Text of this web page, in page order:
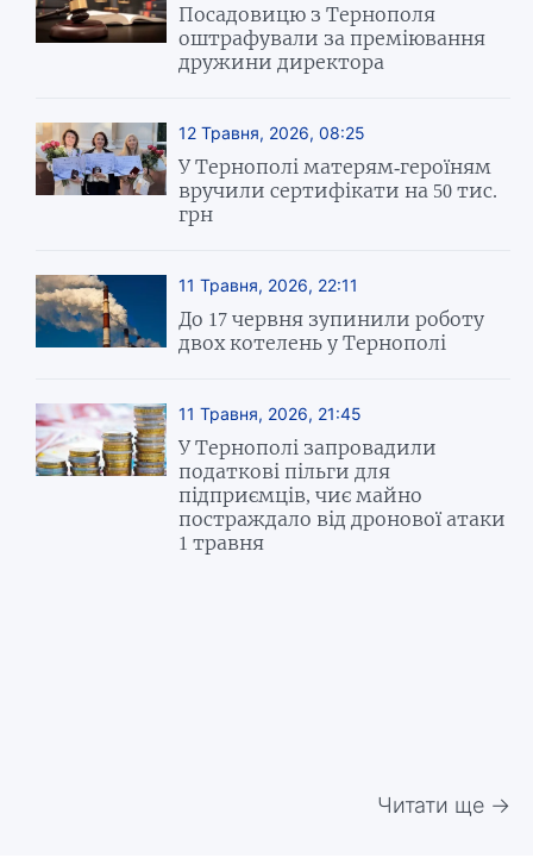
Посадовицю з Тернополя
оштрафували за преміювання
дружини директора
12 Травня, 2026, 08:25
У Тернополі матерям-героїням
вручили сертифікати на 50 тис.
грн
11 Травня, 2026, 22:11
До 17 червня зупинили роботу
двох котелень у Тернополі
11 Травня, 2026, 21:45
У Тернополі запровадили
податкові пільги для
підприємців, чиє майно
постраждало від дронової атаки
1 травня
Читати ще →